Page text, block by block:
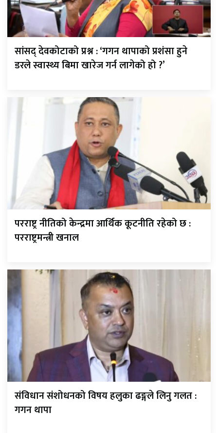
सांसद् देवकोटाको प्रश्न : ‘गगन थापाको प्रशंसा हुने
डरले स्वास्थ्य बिमा खारेज गर्न लागेको हो ?’
परराष्ट्र नीतिको केन्द्रमा आर्थिक कूटनीति रहेको छ :
परराष्ट्रमन्त्री खनाल
संविधान संशोधनको विषय हलुका ढङ्गले लिनु गलत :
गगन थापा